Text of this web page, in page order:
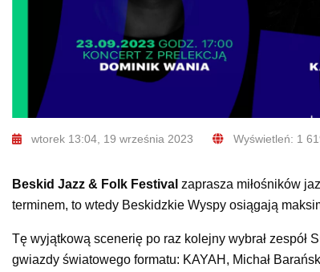
wtorek 13:04, 19 września 2023 Wyświetleń: 1
Beskid Jazz & Folk Festival zaprasza miłośników
terminem, to wtedy Beskidzkie Wyspy osiągają
Tę wyjątkową scenerię po raz kolejny wybrał zespół
gwiazdy światowego formatu: KAYAH, Michał